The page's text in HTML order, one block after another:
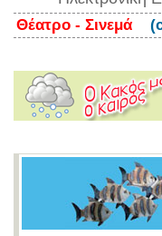
Θέατρο - Σινεμά